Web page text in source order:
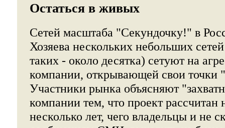
Остаться в живых
Сетей масштаба "Секундочку!" в
Хозяева нескольких небольших
таких - около десятка) сетуют на
компании, открывающей свои точки
Участники рынка объясняют
компании тем, что проект рассчитан
несколько лет, чего владельцы и не